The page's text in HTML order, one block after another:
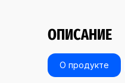
ОПИСАНИЕ
О продукте